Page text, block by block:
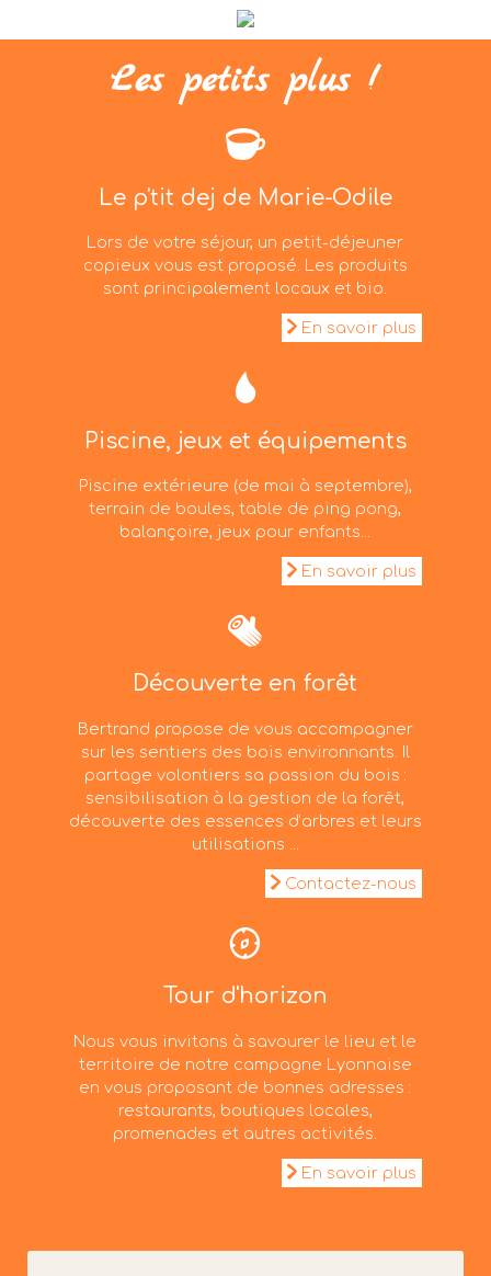
Les petits plus !
Le p'tit dej de Marie-Odile
Lors de votre séjour, un petit-déjeuner
copieux vous est proposé. Les produits
sont principalement locaux et bio.
En savoir plus
Piscine, jeux et équipements
Piscine extérieure (de mai à septembre),
terrain de boules, table de ping pong,
balançoire, jeux pour enfants...
En savoir plus
Découverte en forêt
Bertrand propose de vous accompagner
sur les sentiers des bois environnants. Il
partage volontiers sa passion du bois :
sensibilisation à la gestion de la forêt,
découverte des essences d’arbres et leurs
utilisations ...
Contactez-nous
Tour d'horizon
Nous vous invitons à savourer le lieu et le
territoire de notre campagne Lyonnaise
en vous proposant de bonnes adresses :
restaurants, boutiques locales,
promenades et autres activités.
En savoir plus